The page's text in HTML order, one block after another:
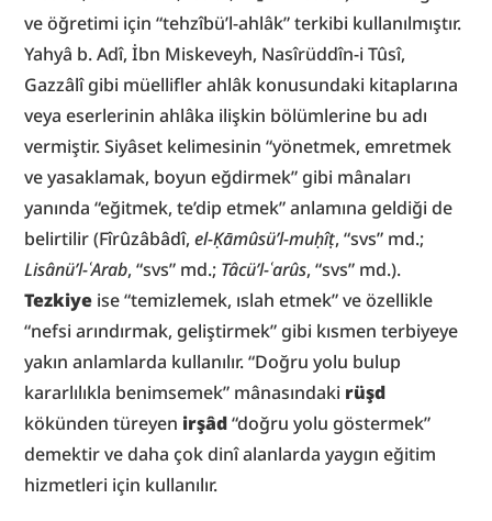
ve öğretimi için “tehzîbü’l-ahlâk” terkibi kullanılmıştır.
Yahyâ b. Adî, İbn Miskeveyh, Nasîrüddîn-i Tûsî,
Gazzâlî gibi müellifler ahlâk konusundaki kitaplarına
veya eserlerinin ahlâka ilişkin bölümlerine bu adı
vermiştir. Siyâset kelimesinin “yönetmek, emretmek
ve yasaklamak, boyun eğdirmek” gibi mânaları
yanında “eğitmek, te’dip etmek” anlamına geldiği de
belirtilir (Fîrûzâbâdî, el-Ḳāmûsü’l-muḥîṭ
Lisânü’l-ʿArab, “svs” md.; Tâcü’l-ʿarûs
Tezkiye ise “temizlemek, ıslah etmek” ve özellikle
“nefsi arındırmak, geliştirmek” gibi kısmen terbiyeye
yakın anlamlarda kullanılır. “Doğru yolu bulup
kararlılıkla benimsemek” mânasındaki rüşd
kökünden türeyen irşâd “doğru yolu göstermek”
demektir ve daha çok dinî alanlarda yaygın eğitim
hizmetleri için kullanılır.